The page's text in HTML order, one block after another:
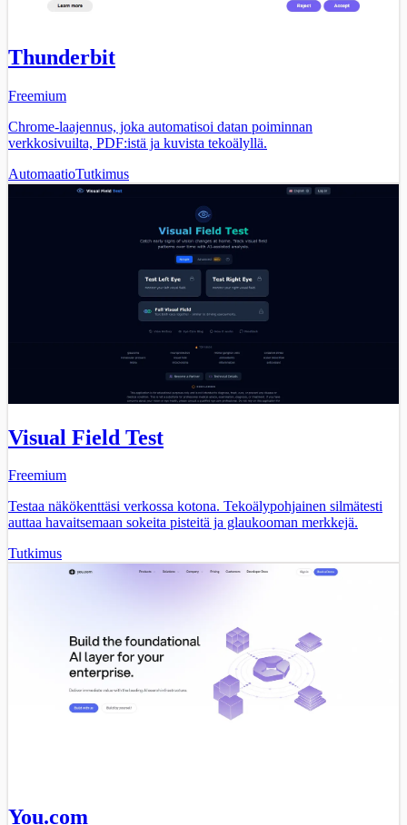
Thunderbit
Freemium
Chrome-laajennus, joka automatisoi datan poiminnan
verkkosivuilta, PDF:istä ja kuvista tekoälyllä.
AutomaatioTutkimus
Visual Field Test
Freemium
Testaa näkökenttäsi verkossa kotona. Tekoälypohjainen silmätesti
auttaa havaitsemaan sokeita pisteitä ja glaukooman merkkejä.
Tutkimus
You.com